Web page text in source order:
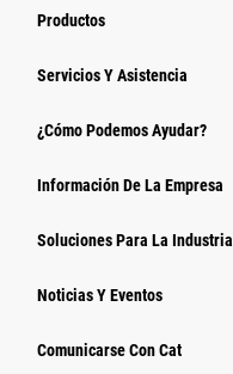
Productos
Servicios Y Asistencia
¿Cómo Podemos Ayudar?
Información De La Empresa
Soluciones Para La Industria
Noticias Y Eventos
Comunicarse Con Cat